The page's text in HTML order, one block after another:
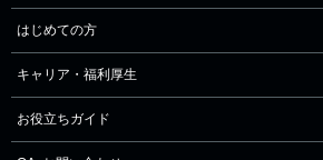
はじめての方
キャリア・福利厚生
お役立ちガイド